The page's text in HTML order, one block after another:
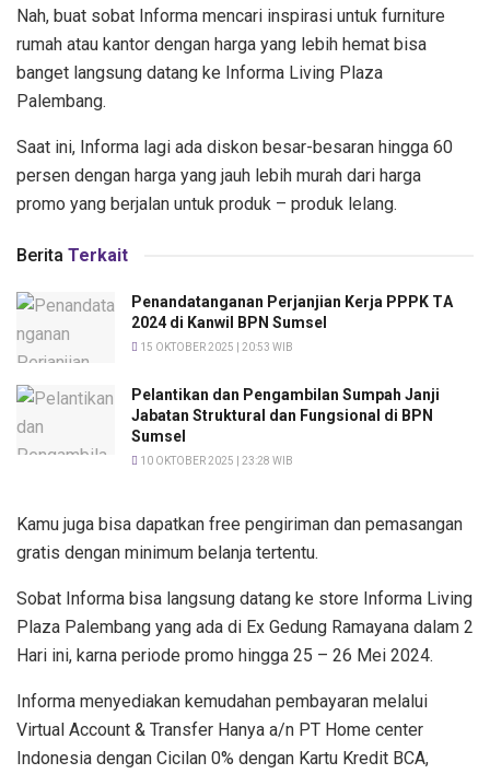
Nah, buat sobat Informa mencari inspirasi untuk furniture
rumah atau kantor dengan harga yang lebih hemat bisa
banget langsung datang ke Informa Living Plaza
Palembang.
Saat ini, Informa lagi ada diskon besar-besaran hingga 60
persen dengan harga yang jauh lebih murah dari harga
promo yang berjalan untuk produk – produk lelang.
Berita Terkait
Penandatanganan Perjanjian Kerja PPPK TΑ
2024 di Kanwil BPN Sumsel
15 OKTOBER 2025 | 20:53 WIB
Pelantikan dan Pengambilan Sumpah Janji
Jabatan Struktural dan Fungsional di BPN
Sumsel
10 OKTOBER 2025 | 23:28 WIB
Kamu juga bisa dapatkan free pengiriman dan pemasangan
gratis dengan minimum belanja tertentu.
Sobat Informa bisa langsung datang ke store Informa Living
Plaza Palembang yang ada di Ex Gedung Ramayana dalam 2
Hari ini, karna periode promo hingga 25 – 26 Mei 2024.
Informa menyediakan kemudahan pembayaran melalui
Virtual Account & Transfer Hanya a/n PT Home center
Indonesia dengan Cicilan 0% dengan Kartu Kredit BCA,